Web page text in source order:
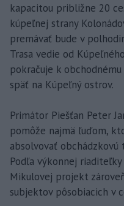
kapacitou približne 20
kúpeľnej strany
premávať bude v
Trasa vedie od
pokračuje k
späť na Kúpeľný ostrov.
Primátor Piešťan Peter
pomôže najmä ľuďom,
absolvovať obchádzkovú
Podľa výkonnej riaditeľky
Mikulovej projekt
subjektov pôsobiacich v